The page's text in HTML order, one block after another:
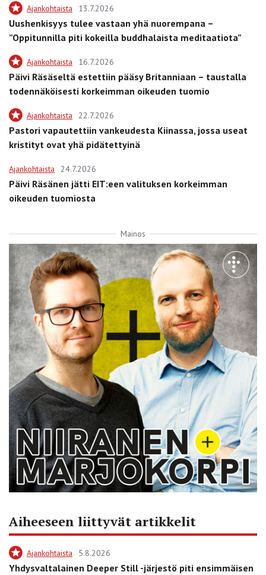
Ajankohtaista 13.7.2026
Uushenkisyys tulee vastaan yhä nuorempana –
”Oppitunnilla piti kokeilla buddhalaista meditaatiota”
Ajankohtaista 16.7.2026
Päivi Räsäseltä estettiin pääsy Britanniaan – taustalla
todennäköisesti korkeimman oikeuden tuomio
Ajankohtaista 22.7.2026
Pastori vapautettiin vankeudesta Kiinassa, jossa useat
kristityt ovat yhä pidätettyinä
Ajankohtaista 24.7.2026
Päivi Räsänen jätti EIT:een valituksen korkeimman
oikeuden tuomiosta
Mainos
Aiheeseen liittyvät artikkelit
Ajankohtaista 5.8.2026
Yhdysvaltalainen Deeper Still -järjestö piti ensimmäisen